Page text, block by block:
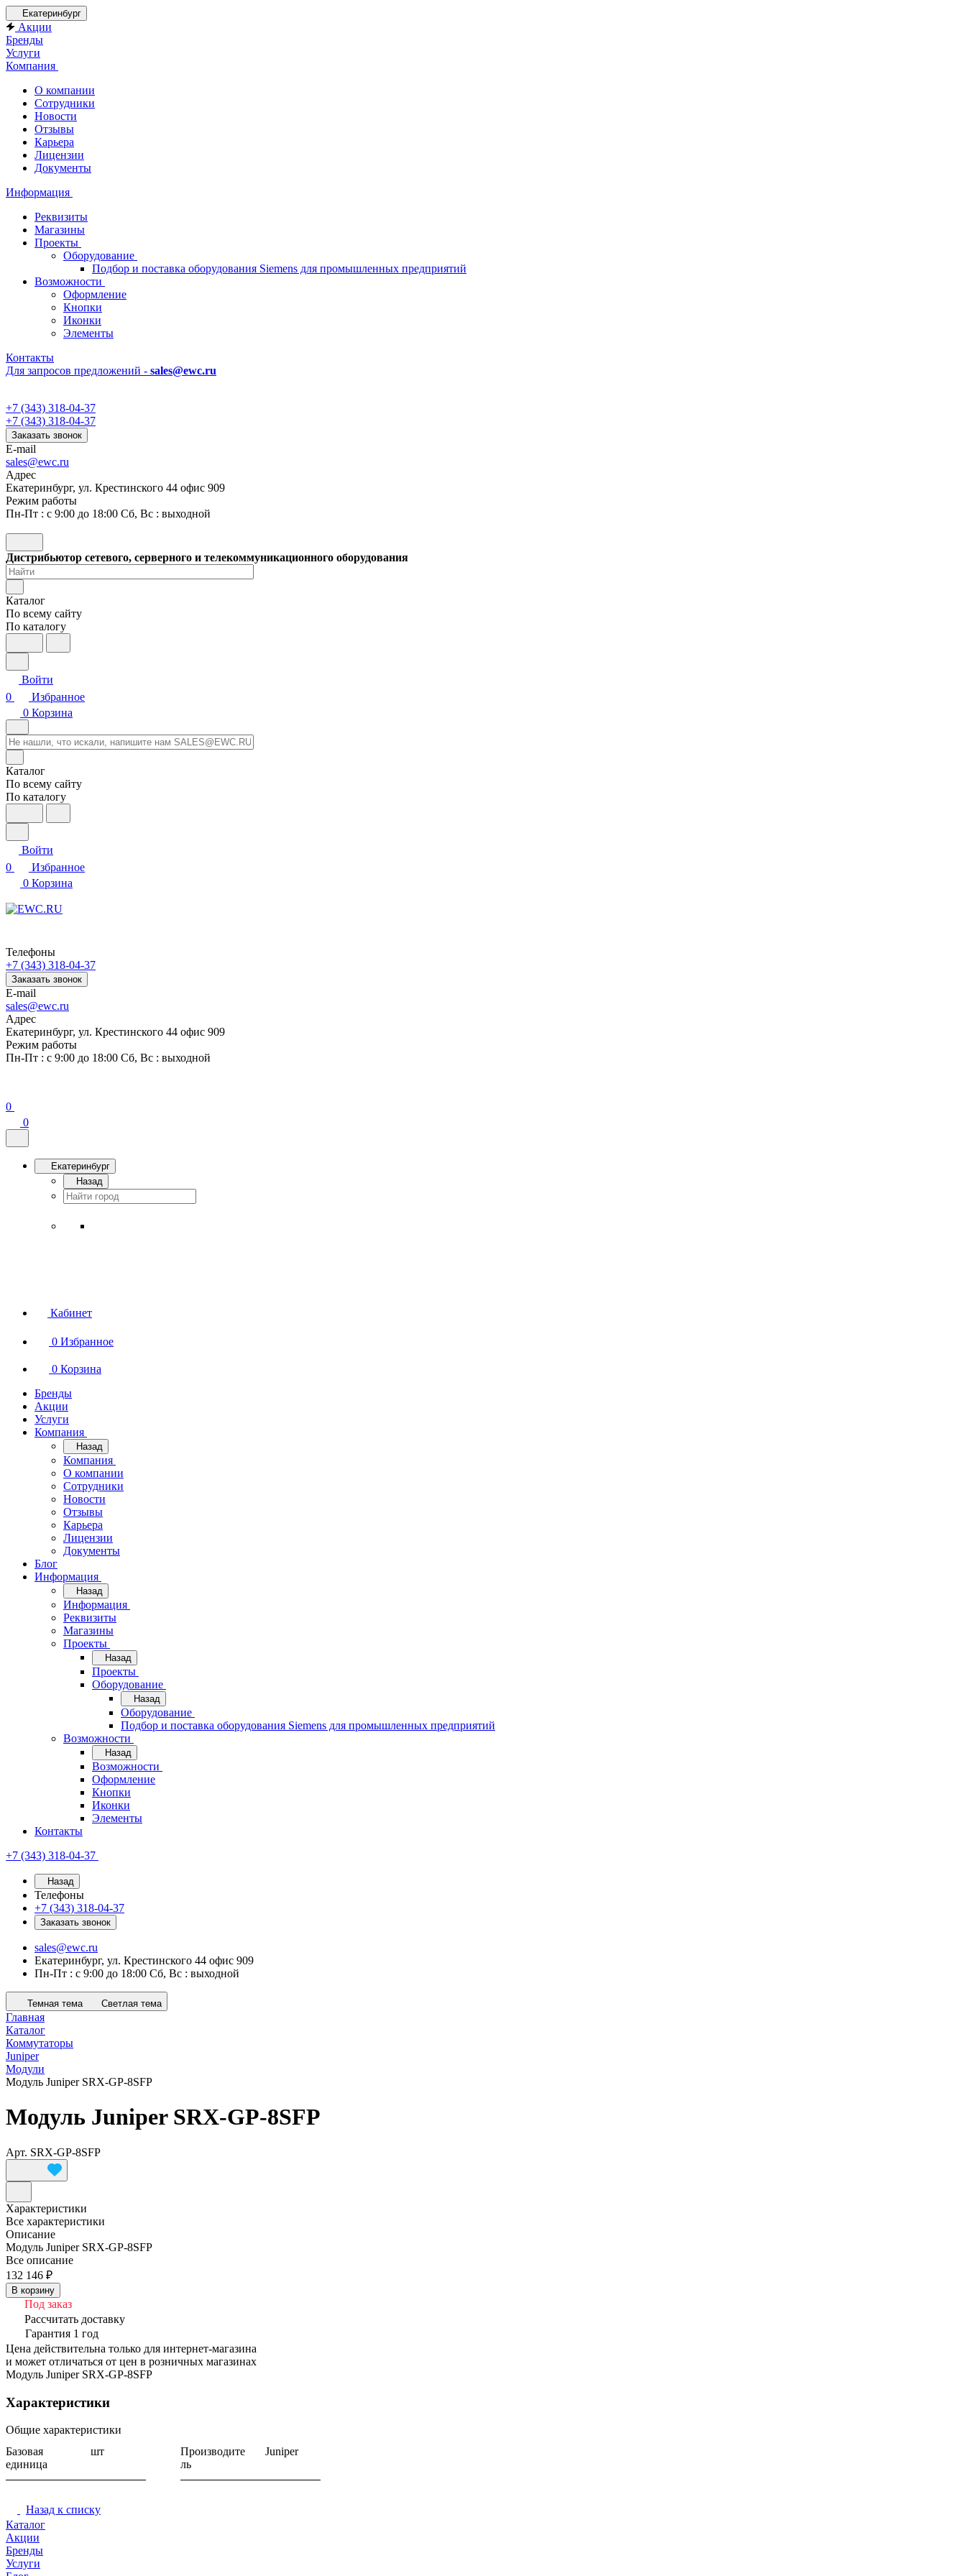
Екатеринбург
Акции
Бренды
Услуги
Компания
О компании
Сотрудники
Новости
Отзывы
Карьера
Лицензии
Документы
Информация
Реквизиты
Магазины
Проекты
Оборудование
Подбор и поставка оборудования Siemens для промышленных предприятий
Возможности
Оформление
Кнопки
Иконки
Элементы
Контакты
Для запросов предложений - sales@ewc.ru
+7 (343) 318-04-37
+7 (343) 318-04-37
Заказать звонок
E-mail
sales@ewc.ru
Адрес
Екатеринбург, ул. Крестинского 44 офис 909
Режим работы
Пн-Пт : с 9:00 до 18:00 Сб, Вс : выходной
Дистрибьютор сетевого, серверного и телекоммуникационного оборудования
Каталог
По всему сайту
По каталогу
Войти
0
Избранное
0 Корзина
Каталог
По всему сайту
По каталогу
Войти
0
Избранное
0 Корзина
Телефоны
+7 (343) 318-04-37
Заказать звонок
E-mail
sales@ewc.ru
Адрес
Екатеринбург, ул. Крестинского 44 офис 909
Режим работы
Пн-Пт : с 9:00 до 18:00 Сб, Вс : выходной
0
0
Екатеринбург
Назад
Кабинет
0 Избранное
0 Корзина
Бренды
Акции
Услуги
Компания
Назад
Компания
О компании
Сотрудники
Новости
Отзывы
Карьера
Лицензии
Документы
Блог
Информация
Назад
Информация
Реквизиты
Магазины
Проекты
Назад
Проекты
Оборудование
Назад
Оборудование
Подбор и поставка оборудования Siemens для промышленных предприятий
Возможности
Назад
Возможности
Оформление
Кнопки
Иконки
Элементы
Контакты
+7 (343) 318-04-37
Назад
Телефоны
+7 (343) 318-04-37
Заказать звонок
sales@ewc.ru
Екатеринбург, ул. Крестинского 44 офис 909
Пн-Пт : с 9:00 до 18:00 Сб, Вс : выходной
Темная тема Светлая тема
Главная
Каталог
Коммутаторы
Juniper
Модули
Модуль Juniper SRX-GP-8SFP
Модуль Juniper SRX-GP-8SFP
Арт. SRX-GP-8SFP
Характеристики
Все характеристики
Описание
Модуль Juniper SRX-GP-8SFP
Все описание
132 146 ₽
В корзину
Под заказ
Рассчитать доставку
Гарантия 1 год
Цена действительна только для интернет-магазина
и может отличаться от цен в розничных магазинах
Модуль Juniper SRX-GP-8SFP
Характеристики
Общие характеристики
Базовая
единица
шт
Производите
ль
Juniper
Назад к списку
Каталог
Акции
Бренды
Услуги